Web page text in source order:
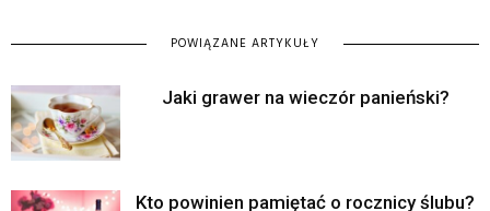
POWIĄZANE ARTYKUŁY
Jaki grawer na wieczór panieński?
Kto powinien pamiętać o rocznicy ślubu?